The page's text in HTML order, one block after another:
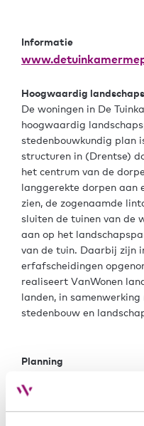
Informatie
Hoogwaardig
De woningen in De
hoogwaardig
stedenbouwkundig plan
structuren in (Drentse)
het centrum van de
langgerekte dorpen aan
zien, de zogenaamde
sluiten de tuinen van de
aan op het
van de tuin. Daarbij zijn
erfafscheidingen
realiseert VanWonen
landen, in
stedenbouw en
Planning
De bouw van fase 1 (42